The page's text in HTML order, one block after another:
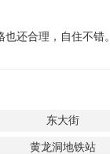
还合理，自住不
东大街
黄龙洞地铁站